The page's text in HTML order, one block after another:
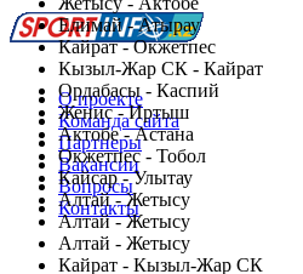
Елимай - Атырау
Кайрат - Окжетпес
Кызыл-Жар СК - Кайрат
Ордабасы - Каспий
Женис - Иртыш
Актобе - Астана
Окжетпес - Тобол
Кайсар - Улытау
Алтай - Жетысу
Алтай - Жетысу
Алтай - Жетысу
Кайрат - Кызыл-Жар СК
О проекте
Команда сайта
Партнеры
Вакансии
Вопросы
Контакты